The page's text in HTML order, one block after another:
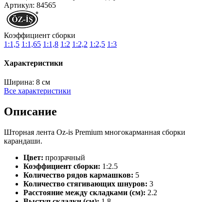
Артикул: 84565
Коэффициент сборки
1:1,5 1:1,65 1:1,8 1:2 1:2,2 1:2,5 1:3
Характеристики
Ширина: 8 см
Все характеристики
Описание
Шторная лента Oz-is Premium многокарманная сборки
карандаши.
Цвет: прозрачный
Коэффициент сборки: 1:2.5
Количество рядов кармашков: 5
Количество стягивающих шнуров: 3
Расстояние между складками (см): 2.2